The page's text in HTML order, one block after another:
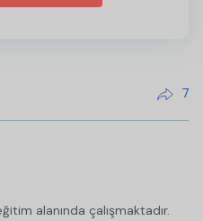
7
alanında çalışmaktadır.